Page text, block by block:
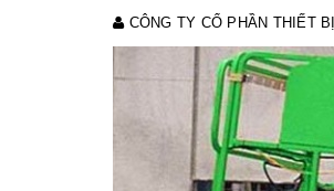
CÔNG TY CỔ PHẦN THIẾT